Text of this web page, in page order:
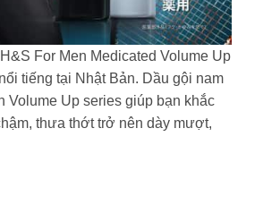
For Men Medicated Volume Up
tiếng tại Nhật Bản. Dầu gội nam
Volume Up series giúp bạn khắc
thưa thớt trở nên dày mượt,